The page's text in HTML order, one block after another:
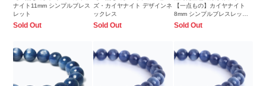
ナイト11mm シンプルブレス
レット
Sold Out
ズ・カイヤナイト デザインネ
ックレス
Sold Out
【一点もの】カイヤナイト
8mm シンプルブレスレット
【鑑別書付き】
Sold Out